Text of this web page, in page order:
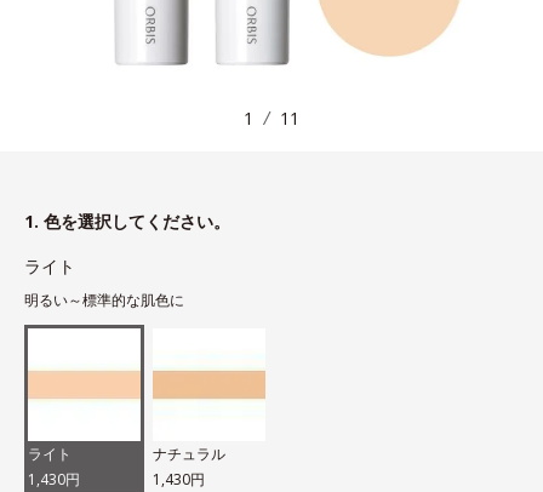
1 11
1. 色を選択してください。
ライト
明るい～標準的な肌色に
ライト
1,430円
ナチュラル
1,430円